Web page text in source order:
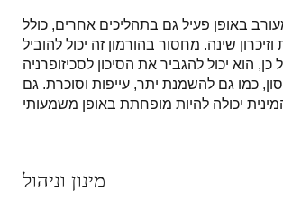
באופן פעיל גם בתהליכים אחרים, כולל
שינה. מחסור בהורמון זה יכול להוביל
כן, הוא יכול להגביר את הסיכון לסכיזופרניה
כמו גם להשמנת יתר, עייפות וסוכרת. גם
מינון וניהול